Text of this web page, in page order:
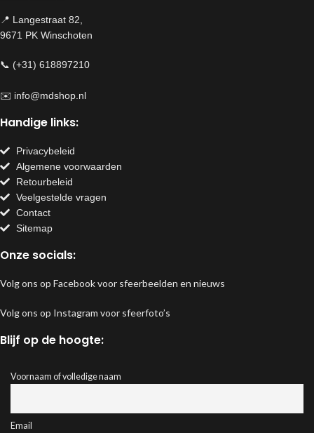
📍 Langestraat 82,
9671 PK Winschoten
📞 (+31) 618897210
✉️ info@mdshop.nl
Handige links:
Privacybeleid
Algemene voorwaarden
Retourbeleid
Veelgestelde vragen
Contact
Sitemap
Onze socials:
Volg ons op Facebook voor sfeerbeelden en nieuws
Volg ons op Instagram voor sfeerfoto’s
Blijf op de hoogte:
Voornaam of volledige naam
Email